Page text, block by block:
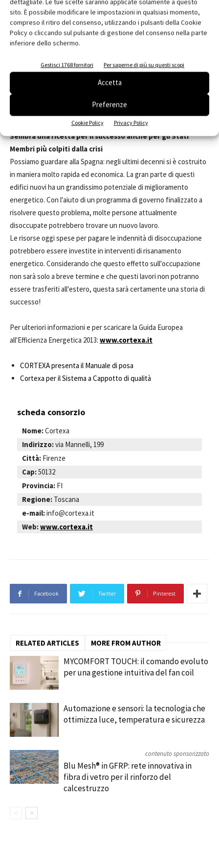
sito. È possibile modificare le impostazioni in qualsiasi momento,
compreso il ritiro del consenso, utilizzando i pulsanti della Cookie
Policy o cliccando sul pulsante di gestione del consenso nella parte
inferiore dello schermo.
Gestisci 1768 fornitori Per saperne di più su questi scopi
Accetta
Preferenze
Cookie Policy Privacy Policy
essere un elemento trainante per la crescita economica in
Europa?
Assolutamente sì! Il know-how tecnico è disponibile così come la
forza lavoro, anche se sarà necessario investire in misure di
formazione, e ci sono numerosissimi edifici che dovranno essere
risanati. Questi progetti non solo aiuteranno la ripresa
dell'industria delle costruzioni locali e i produttori di materiali da
costruzione, ma daranno nuovo lavoro anche al settore della
progettazione, all'innovazione, alla ricerca e allo sviluppo.
Sembra una ricetta per il successo anche per gli Stati
Membri più colpiti dalla crisi
Possiamo guardare alla Spagna: negli ultimi decenni si è costruito
in maniera molto rapida ed economica. La gran parte di questi
edifici nuovi ha un grandissimo potenziale di miglioramento
energetico. Con l'aiuto di un programma di governo finalizzato a
risolvere questo problema, molte persone attualmente
disoccupate potrebbero trovare un nuovo lavoro.
Le risorse oggi spese per pagare le indennità di disoccupazione
potrebbero essere investite in interventi di risanamento
energetico. Considerando che questo effetto sull'occupazione
non sarà solo a breve termine e che questi lavori non potranno
essere trasferiti all'estero, questa sarà certamente una storia di
successo!
Per ulteriori informazioni e per scaricare la Guida Europea
all'Efficienza Energetica 2013: www.cortexa.it
CORTEXA presenta il Manuale di posa
Cortexa per il Sistema a Cappotto di qualità
scheda consorzio
Nome:Cortexa
Indirizzo:via Mannelli, 199
Città: Firenze
Cap:50132
Provincia: FI
Regione: Toscana
e-mail:info@cortexa.it
Web:www.cortexa.it
Facebook Twitter Pinterest
RELATED ARTICLES MORE FROM AUTHOR
MYCOMFORT TOUCH: il comando evoluto
per una gestione intuitiva del fan coil
Automazione e sensori: la tecnologia che
ottimizza luce, temperatura e sicurezza
contenuto sponsorizzato
Blu Mesh® in GFRP: rete innovativa in
fibra di vetro per il rinforzo del
calcestruzzo